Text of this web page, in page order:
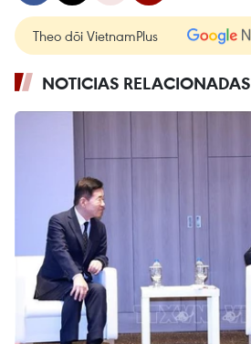
Theo dõi VietnamPlus
NOTICIAS RELACIONADAS